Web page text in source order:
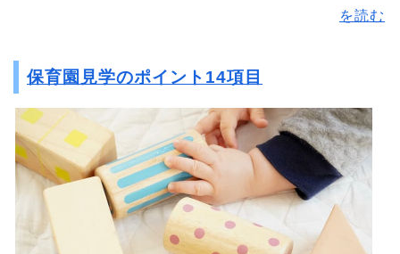
を読む
保育園見学のポイント14項目